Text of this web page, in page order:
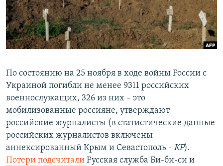
ПОБЕДИТЕЛЕЙ НЕ СУДЯТ?
КРЫМ.НЕПОКОРЕННЫЙ
ELIFBE
ПРИСОЕДИНЯЙТЕСЬ!
Все сайты RFE/RL
По состоянию на 25 ноября в ходе войны России с
Украиной погибли не менее 9311 российских
военнослужащих, 326 из них – это
мобилизованные россияне, утверждают
российские журналисты (в статистические данные
российских журналистов включены
аннексированный Крым и Севастополь - КР).
Потери подсчитали Русская служба Би-би-си и